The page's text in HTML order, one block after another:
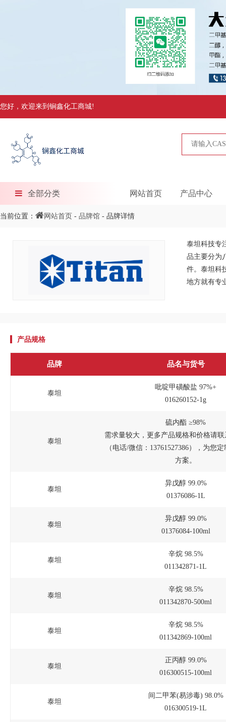
您好，欢迎来到锏鑫化工商城!
全部分类 网站首页 产品中心
当前位置： 网站首页 - 品牌馆 - 品牌详情
泰坦科技专
品主要分为
件。泰坦科
地方就有专
产品规格
品牌 品名与货号
泰坦
吡啶甲磺酸盐 97%+
016260152-1g
泰坦
硫内酯 ≥98%
需求量较大，更多产品规格和价格请
（电话/微信：13761527386），为您
方案。
泰坦
异戊醇 99.0%
01376086-1L
泰坦
异戊醇 99.0%
01376084-100ml
泰坦
辛烷 98.5%
011342871-1L
泰坦
辛烷 98.5%
011342870-500ml
泰坦
辛烷 98.5%
011342869-100ml
泰坦
正丙醇 99.0%
016300515-100ml
泰坦
间二甲苯(易涉毒) 98.0%
016300519-1L